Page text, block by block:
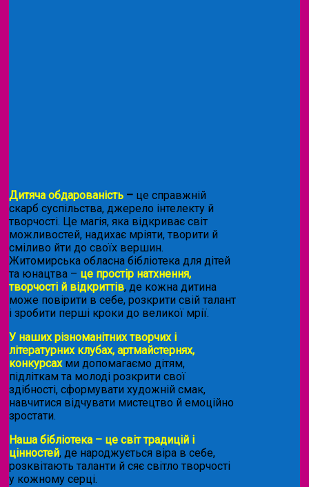
Дитяча обдарованість – це справжній
скарб суспільства, джерело інтелекту й
творчості. Це магія, яка відкриває світ
можливостей, надихає мріяти, творити й
сміливо йти до своїх вершин.
Житомирська обласна бібліотека для дітей
та юнацтва – це простір натхнення,
творчості й відкриттів, де кожна дитина
може повірити в себе, розкрити свій талант
і зробити перші кроки до великої мрії.
У наших різноманітних творчих і
літературних клубах, артмайстернях,
конкурсахми допомагаємо дітям,
підліткам та молоді розкрити свої
здібності, сформувати художній смак,
навчитися відчувати мистецтво й емоційно
зростати.
Наша бібліотека – це світ традицій і
цінностей, де народжується віра в себе,
розквітають таланти й сяє світло творчості
у кожному серці.